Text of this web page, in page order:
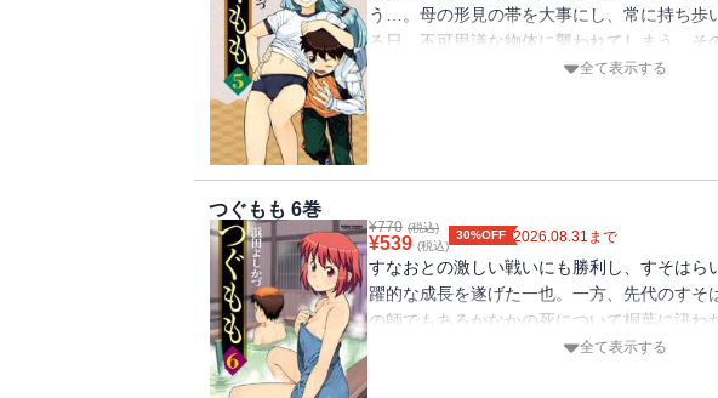
う…。母の形見の帯を大事にし、常に持ち歩
る日、不可思議な物体に襲われてしまう。そ
のは、帯の付喪神・桐葉だった！！ アクショ
全て表示する
つぐもも 6巻
¥770 (税込)
¥539 (税込)
30%OFF 2026.08.31 まで
すなおとの激しい戦いにも勝利し、すそはら
躍的な成長を遂げた一也。一方、先代のすそ
の師でもあるかなかの死について桐葉に訊ね
口から衝撃的な事実を告げられる！！桐葉と
全て表示する